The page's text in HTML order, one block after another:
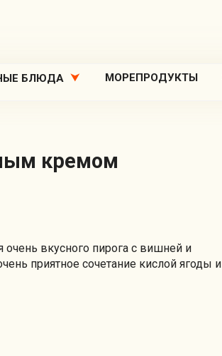
БЛЮДА МОРЕПРОДУКТЫ
кремом
очень вкусного пирога с вишней и
приятное сочетание кислой ягоды и